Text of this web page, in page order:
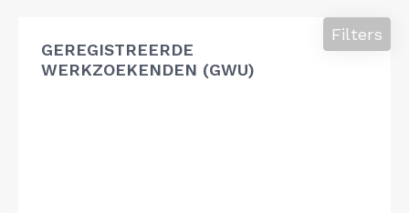
GEREGISTREERDE
WERKZOEKENDEN (GWU)
Filters